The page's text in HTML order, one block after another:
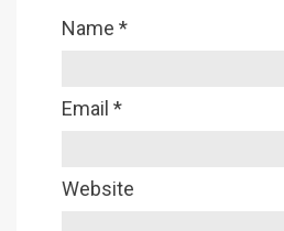
Name *
Email *
Website